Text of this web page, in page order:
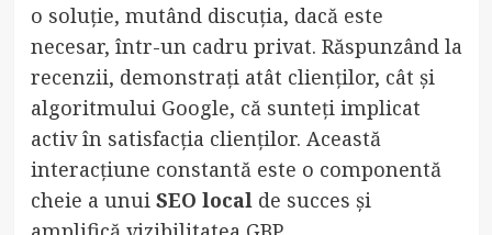
o soluție, mutând discuția, dacă este
necesar, într-un cadru privat. Răspunzând la
recenzii, demonstrați atât clienților, cât și
algoritmului Google, că sunteți implicat
activ în satisfacția clienților. Această
interacțiune constantă este o componentă
cheie a unui SEO localde succes și